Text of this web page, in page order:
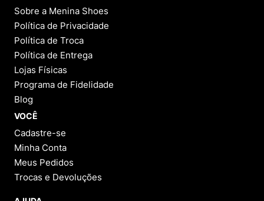
Sobre a Menina Shoes
Política de Privacidade
Política de Troca
Política de Entrega
Lojas Físicas
Programa de Fidelidade
Blog
VOCÊ
Cadastre-se
Minha Conta
Meus Pedidos
Trocas e Devoluções